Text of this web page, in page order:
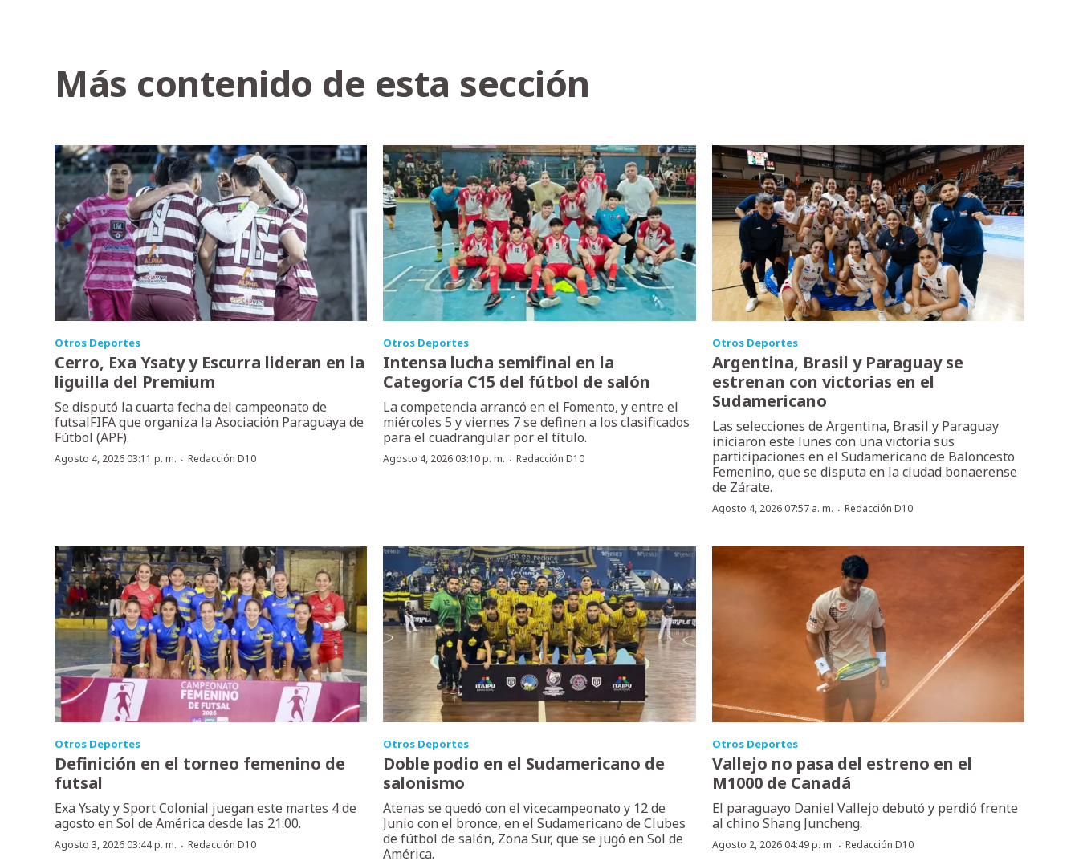
Más contenido de esta sección
Otros Deportes
Cerro, Exa Ysaty y Escurra lideran en la
liguilla del Premium
Se disputó la cuarta fecha del campeonato de
futsalFIFA que organiza la Asociación Paraguaya de
Fútbol (APF).
Agosto 4, 2026 03:11 p. m. · Redacción D10
Otros Deportes
Intensa lucha semifinal en la
Categoría C15 del fútbol de salón
La competencia arrancó en el Fomento, y entre el
miércoles 5 y viernes 7 se definen a los clasificados
para el cuadrangular por el título.
Agosto 4, 2026 03:10 p. m. ·Redacción D10
Otros Deportes
Argentina, Brasil y Paraguay se
estrenan con victorias en el
Sudamericano
Las selecciones de Argentina, Brasil y Paraguay
iniciaron este lunes con una victoria sus
participaciones en el Sudamericano de Baloncesto
Femenino, que se disputa en la ciudad bonaerense
de Zárate.
Agosto 4, 2026 07:57 a. m. · Redacción D10
Otros Deportes
Definición en el torneo femenino de
futsal
Exa Ysaty y Sport Colonial juegan este martes 4 de
agosto en Sol de América desde las 21:00.
Agosto 3, 2026 03:44 p. m. · Redacción D10
Otros Deportes
Doble podio en el Sudamericano de
salonismo
Atenas se quedó con el vicecampeonato y 12 de
Junio con el bronce, en el Sudamericano de Clubes
de fútbol de salón, Zona Sur, que se jugó en Sol de
América.
Otros Deportes
Vallejo no pasa del estreno en el
M1000 de Canadá
El paraguayo Daniel Vallejo debutó y perdió frente
al chino Shang Juncheng.
Agosto 2, 2026 04:49 p. m. · Redacción D10